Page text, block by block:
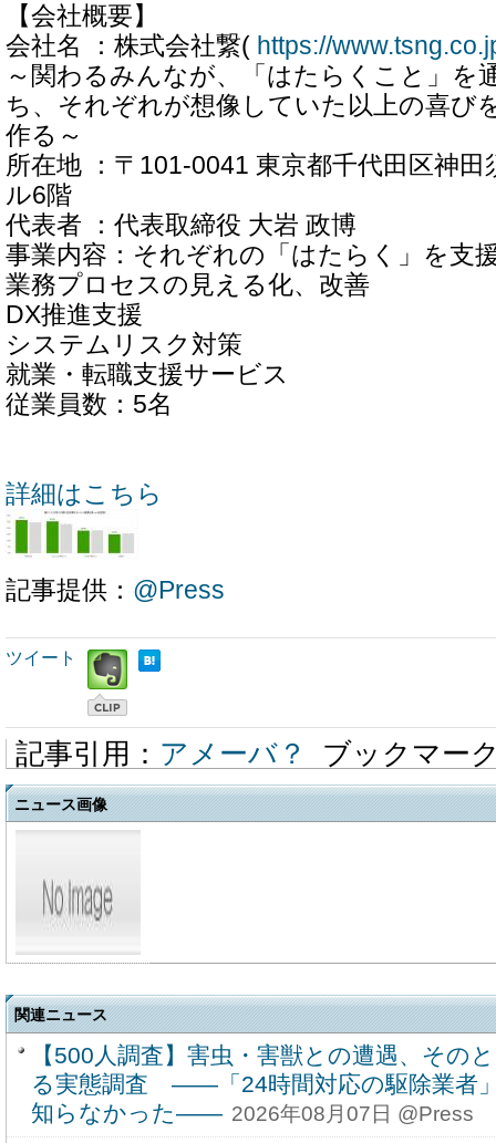
【会社概要】
会社名 ：株式会社繋( https://
～関わるみんなが、「はたらくこと」を
ち、それぞれが想像していた以上の喜び
作る～
所在地 ：〒101-0041 東京都千代田区神
ル6階
代表者 ：代表取締役 大岩 政博
事業内容：それぞれの「はたらく」を支
業務プロセスの見える化、改善
DX推進支援
システムリスク対策
就業・転職支援サービス
従業員数：5名
詳細はこちら
記事提供： @Press
ツイート
記事引用： アメーバ？ ブックマー
ニュース画像
関連ニュース
【500人調査】害虫・害獣との遭遇、その
る実態調査 ――「24時間対応の駆除業者
知らなかった―― 2026年08月07日 @Press